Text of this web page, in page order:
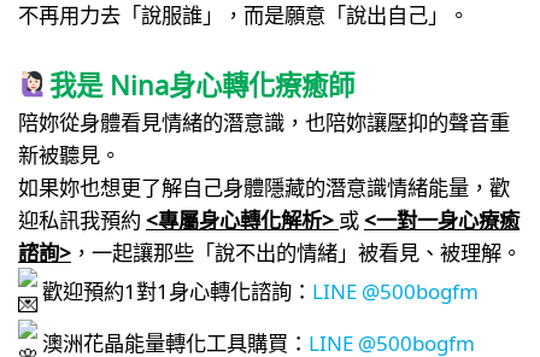
不再用力去「說服誰」，而是願意「說出自己」。
我是 Nina身心轉化療癒師
陪妳從身體看見情緒的潛意識，也陪妳讓壓抑的聲音重
新被聽見。
如果妳也想更了解自己身體隱藏的潛意識情緒能量，歡
迎私訊我預約 <專屬身心轉化解析> 或<一對一身心療癒
諮詢> ，一起讓那些「說不出的情緒」被看見、被理解。
歡迎預約1對1身心轉化諮詢： LINE @500bogfm
澳洲花晶能量轉化工具購買： LINE @500bogfm